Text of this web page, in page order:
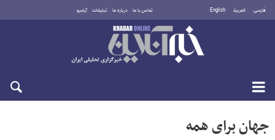
فارسی العربية English تماس با ما درباره ما تبلیغات آرشیو
جمعه ۱۶ مرداد ۱۴۰۵
جهان برای همه